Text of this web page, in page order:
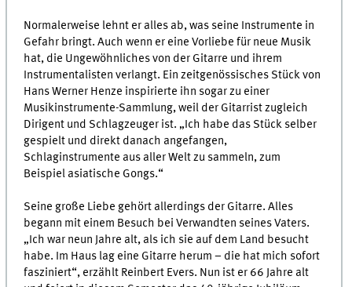
Normalerweise lehnt er alles ab, was seine Instrumente in
Gefahr bringt. Auch wenn er eine Vorliebe für neue Musik
hat, die Ungewöhnliches von der Gitarre und ihrem
Instrumentalisten verlangt. Ein zeitgenössisches Stück von
Hans Werner Henze inspirierte ihn sogar zu einer
Musikinstrumente-Sammlung, weil der Gitarrist zugleich
Dirigent und Schlagzeuger ist. „Ich habe das Stück selber
gespielt und direkt danach angefangen,
Schlaginstrumente aus aller Welt zu sammeln, zum
Beispiel asiatische Gongs.“
Seine große Liebe gehört allerdings der Gitarre. Alles
begann mit einem Besuch bei Verwandten seines Vaters.
„Ich war neun Jahre alt, als ich sie auf dem Land besucht
habe. Im Haus lag eine Gitarre herum – die hat mich sofort
fasziniert“, erzählt Reinbert Evers. Nun ist er 66 Jahre alt